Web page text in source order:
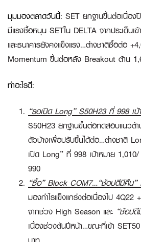
มุมมองตลาดวันนี้: SET ยกฐานขึ้นต่อเนื่อง
มีแรงซื้อหนุน SETใน DELTA จากประเด็น
และธนาคารยังคงแข็งแรง…ต่างชาติซื้อต่อ
Momentum ขึ้นต่อหลัง Breakout ต้าน
ทำอะไรดี:
“รอเปิด Long” S50H23 ที่ 998 เ
S50H23 ยกฐานขึ้นต่อทดสอบแนวต้
ตัวบ้างเพื่อปรับขึ้นได้ต่อ…ต่างชาติ
เปิด Long” ที่ 998 เป้าหมาย
990
“ซื้อ”Block COM7…“ช้อปดีมีคืน”
มองกำไรแข็งแกร่งต่อเนื่องไป
จากช่วง High Season และ “ช้อป
เนื่องช่วงต้นปีหน้า…ขณะที่เข้า